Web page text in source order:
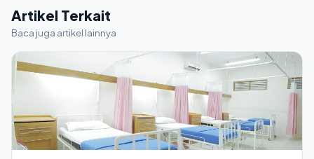
Artikel Terkait
Baca juga artikel lainnya